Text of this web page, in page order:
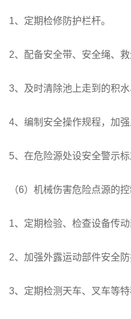
1、定期检修防护栏杆。
2、配备安全带、安全绳、
3、及时清除池上走到的积水
4、编制安全操作规程，加强
5、在危险源处设安全警示标
（6）机械伤害危险点源的
1、定期检验、检查设备传动
2、加强外露运动部件安全防
3、定期检测天车、叉车等特